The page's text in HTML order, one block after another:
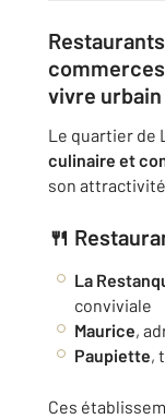
vivre urbain
Le quartier de
culinaire et
son
🍴
La
conviviale
Maurice,
Paupiette,
Ces